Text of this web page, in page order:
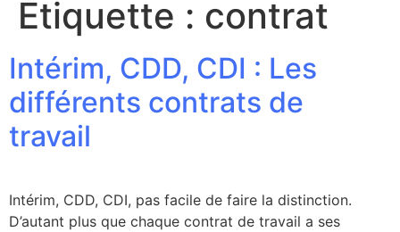
Étiquette : contrat
Intérim, CDD, CDI : Les
différents contrats de
travail
Intérim, CDD, CDI, pas facile de faire la distinction.
D’autant plus que chaque contrat de travail a ses